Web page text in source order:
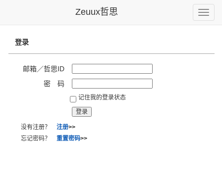
Toggle
Zeuux哲思
登录
邮箱／哲思ID
密 码
记住我的登录状态
没有注册？ 注册>>
忘记密码？ 重置密码>>